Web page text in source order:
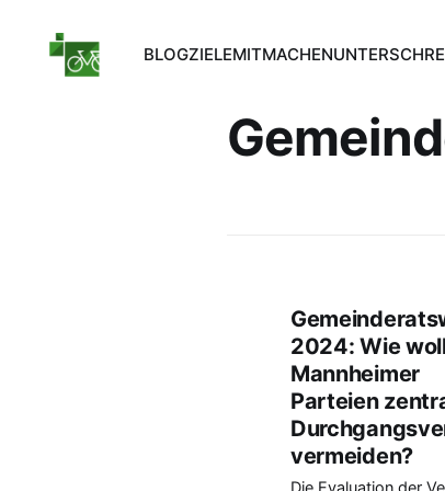
BLOGZIELEMITMACHEN
2024: Wie
Mannheimer
Parteien
vermeiden?